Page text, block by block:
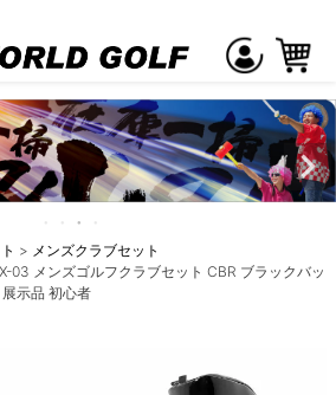
メンズクラブセット
03 メンズゴルフクラブセット CBR ブラックバッ
示品 初心者